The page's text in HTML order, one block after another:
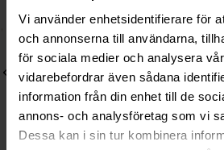
Vi använder enhetsidentifierare för
och annonserna till användarna,
för sociala medier och analysera
vidarebefordrar även sådana
information från din enhet till de
annons- och analysföretag som vi
Dessa kan i sin tur kombinera